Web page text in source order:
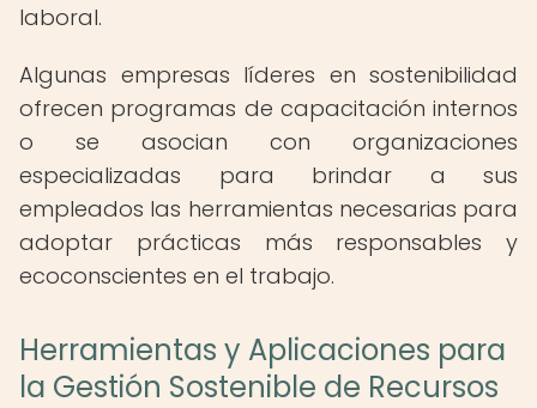
laboral.
Algunas empresas líderes en sostenibilidad
ofrecen programas de capacitación internos
o se asocian con organizaciones
especializadas para brindar a sus
empleados las herramientas necesarias para
adoptar prácticas más responsables y
ecoconscientes en el trabajo.
Herramientas y Aplicaciones para
la Gestión Sostenible de Recursos